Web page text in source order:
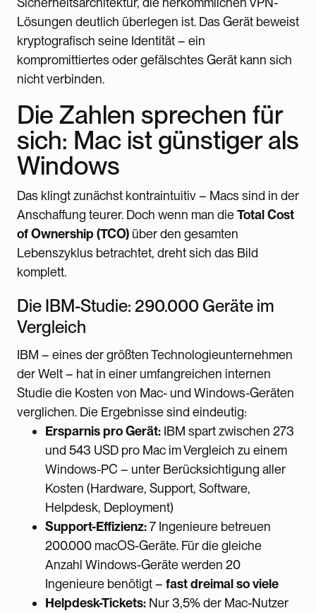
Lösungen deutlich überlegen ist. Das Gerät beweist
kryptografisch seine Identität – ein
kompromittiertes oder gefälschtes Gerät kann sich
nicht verbinden.
Die Zahlen sprechen für
sich: Mac ist günstiger als
Windows
Das klingt zunächst kontraintuitiv – Macs sind in der
Anschaffung teurer. Doch wenn man dieTotal Cost
of Ownership (TCO) über den gesamten
Lebenszyklus betrachtet, dreht sich das Bild
komplett.
Die IBM-Studie: 290.000 Geräte im
Vergleich
IBM – eines der größten Technologieunternehmen
der Welt – hat in einer umfangreichen internen
Studie die Kosten von Mac- und Windows-Geräten
verglichen. Die Ergebnisse sind eindeutig:
Ersparnis pro Gerät: IBM spart zwischen 273
und 543 USD pro Mac im Vergleich zu einem
Windows-PC – unter Berücksichtigung aller
Kosten (Hardware, Support, Software,
Helpdesk, Deployment)
Support-Effizienz:7 Ingenieure betreuen
200.000 macOS-Geräte. Für die gleiche
Anzahl Windows-Geräte werden 20
Ingenieure benötigt – fast dreimal so viele
Helpdesk-Tickets: Nur 3,5% der Mac-Nutzer